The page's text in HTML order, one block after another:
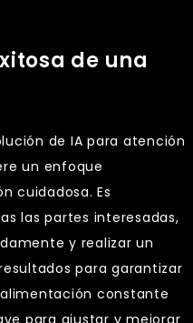
de una
de IA para atención
un enfoque
cuidadosa. Es
las partes interesadas,
y realizar un
para garantizar
constante
para ajustar y mejorar